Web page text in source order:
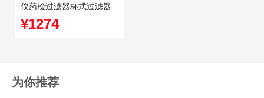
仪药检过滤器杯式过滤器
溶剂溶液水质检
¥1274
为你推荐